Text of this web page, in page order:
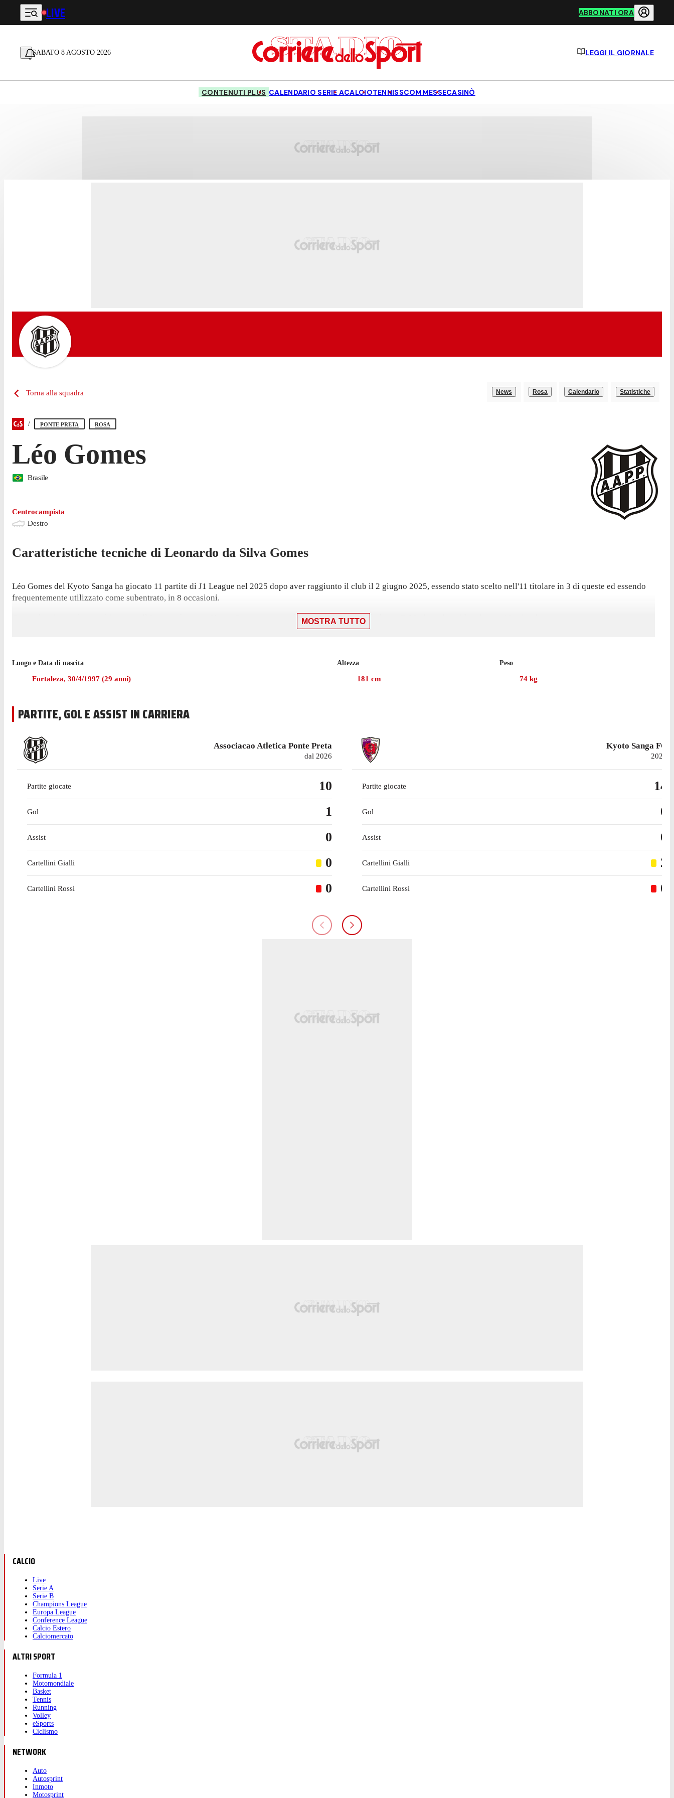
Vai al contenuto principale
LIVE ABBONATI ORA
SABATO 8 AGOSTO 2026 LEGGI IL GIORNALE
CONTENUTI PLUS CALENDARIO SERIE ACALCIOTENNISSCOMMESSECASINÒ
Torna alla squadra News Rosa Calendario Statistiche
PONTE PRETA ROSA
Léo Gomes
Brasile
Centrocampista
Destro
Caratteristiche tecniche di Leonardo da Silva Gomes
Léo Gomes del Kyoto Sanga ha giocato 11 partite di J1 League nel 2025 dopo aver raggiunto il club il 2 giugno 2025, essendo stato scelto nell'11 titolare in 3 di queste ed essendo
frequentemente utilizzato come subentrato, in 8 occasioni.
Gomes ha giocato la sua ultima gara il 9 novembre, con Kyoto Sanga: una sconfitta per 3-0 contro Yokohama F. Marinos, in cui ha giocato 19 minuti.
Nella passata stagione di J1 League Gomes è sceso in campo in 29 partite con Júbilo Iwata, gare in cui ha segnato 1 gol.
Gomes ha iniziato la sua esperienza con Kyoto Sanga nel giugno 2025, mentre prima giocava con Júbilo Iwata, con cui ha collezionato 34 presenze in campionato, con 1 gol
MOSTRA TUTTO
Luogo e Data di nascita
Fortaleza, 30/4/1997 (29 anni)
Altezza
181 cm
Peso
74 kg
PARTITE, GOL E ASSIST IN CARRIERA
Associacao Atletica Ponte Preta
dal 2026
Partite giocate 10
Gol 1
Assist 0
Cartellini Gialli 0
Cartellini Rossi 0
Kyoto Sanga FC
2025
Partite giocate 14
Gol 0
Assist 0
Cartellini Gialli 2
Cartellini Rossi 0
CALCIO
Live
Serie A
Serie B
Champions League
Europa League
Conference League
Calcio Estero
Calciomercato
ALTRI SPORT
Formula 1
Motomondiale
Basket
Tennis
Running
Volley
eSports
Ciclismo
NETWORK
Auto
Autosprint
Inmoto
Motosprint